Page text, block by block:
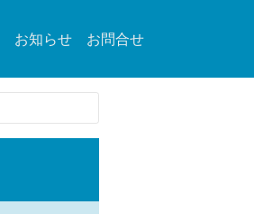
お知らせ お問合せ